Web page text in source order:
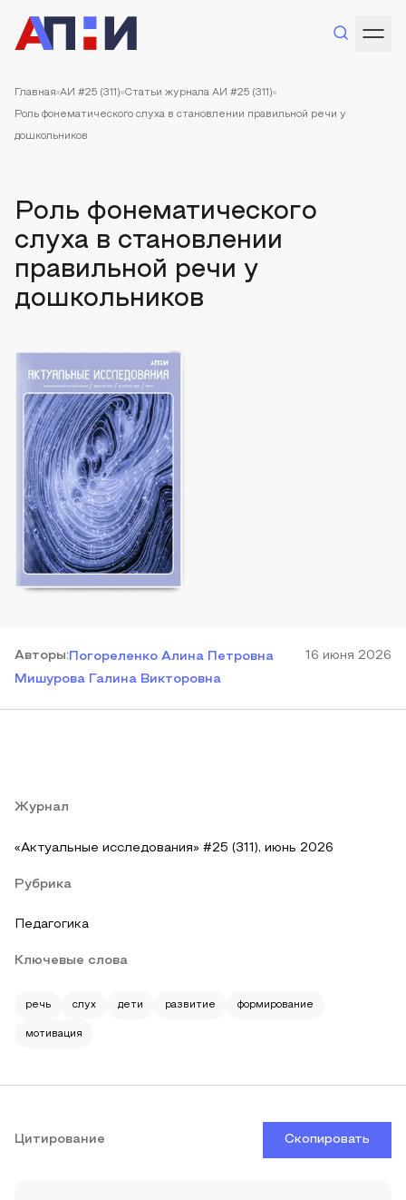
Главная АИ #25 (311) Статьи журнала АИ #25 (311)
Роль фонематического слуха в становлении правильной речи у
дошкольников
Роль фонематического
слуха в становлении
правильной речи у
дошкольников
Авторы:Погореленко Алина Петровна
Мишурова Галина Викторовна
16 июня 2026
Журнал
«Актуальные исследования» #25 (311), июнь 2026
Рубрика
Педагогика
Ключевые слова
речь слух дети развитие формирование
мотивация
Цитирование Скопировать